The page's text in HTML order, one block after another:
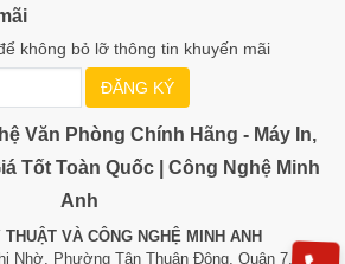
không bỏ lỡ thông tin khuyến mãi
ĐĂNG KÝ
Văn Phòng Chính Hãng - Máy In,
Tốt Toàn Quốc | Công Nghệ Minh
Anh
VÀ CÔNG NGHỆ MINH ANH
Nhờ, Phường Tân Thuận Đông, Quận 7, TP.